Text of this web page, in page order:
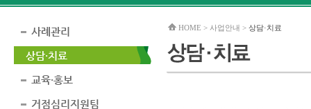
사례관리
상담·치료
교육·홍보
거점심리지원팀
HOME > 사업안내 > 상담·치료